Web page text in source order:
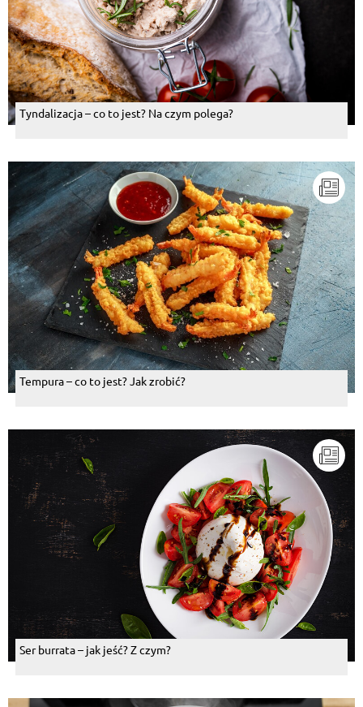
Tyndalizacja – co to jest? Na czym polega?
Tempura – co to jest? Jak zrobić?
Ser burrata – jak jeść? Z czym?